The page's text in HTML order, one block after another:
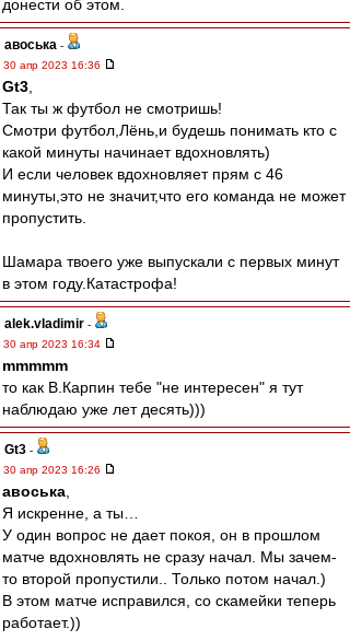
донести об этом.
авоська -
30 апр 2023 16:36
Gt3
Так ты ж футбол не смотришь!
Смотри футбол,Лёнь,и будешь понимать кто с
какой минуты начинает вдохновлять)
И если человек вдохновляет прям с 46
минуты,это не значит,что его команда не может
пропустить.
Шамара твоего уже выпускали с первых минут
в этом году.Катастрофа!
alek.vladimir -
30 апр 2023 16:34
mmmmm
то как В.Карпин тебе "не интересен" я тут
наблюдаю уже лет десять)))
Gt3 -
30 апр 2023 16:26
авоська
Я искренне, а ты…
У один вопрос не дает покоя, он в прошлом
матче вдохновлять не сразу начал. Мы зачем-
то второй пропустили.. Только потом начал.)
В этом матче исправился, со скамейки теперь
работает.))